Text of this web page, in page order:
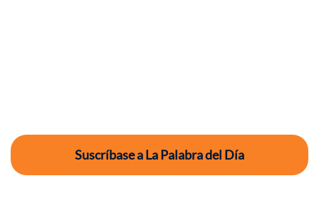
Suscríbase a La Palabra del Día